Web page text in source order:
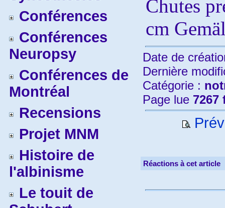
Conférences
Conférences
Neuropsy
Conférences de
Montréal
Recensions
Projet MNM
Histoire de
l'albinisme
Le touit de
Chutes
cm
Date de
Dernière
Catégorie :
Page lue 7267
Réactions à cet article